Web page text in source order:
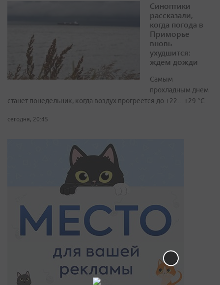
Синоптики
рассказали,
когда погода в
Приморье
вновь
ухудшится:
ждем дожди
Самым
прохладным днем
станет понедельник, когда воздух прогреется до +22…+29 °С
сегодня, 20:45